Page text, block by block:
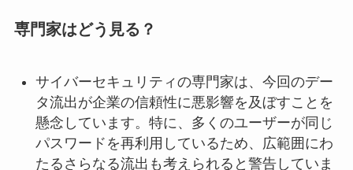
専門家はどう見る？
サイバーセキュリティの専門家は、今回のデー
タ流出が企業の信頼性に悪影響を及ぼすことを
懸念しています。特に、多くのユーザーが同じ
パスワードを再利用しているため、広範囲にわ
たるさらなる流出も考えられると警告していま